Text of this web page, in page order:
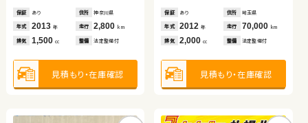
保証 あり 住所 神奈川県
年式 2013 年 走行 2,800 km
排気 1,500 cc 整備 法定整備付
見積もり・在庫確認
保証 あり 住所 埼玉県
年式 2012年 走行 70,000 km
排気 2,000cc 整備 法定整備付
見積もり・在庫確認
保証 あり 住所 岩手県
年式 2017 年 走行 54,400km
排気 2,000 cc 整備 法定整備付
見積もり・在庫確認
保証 なし 住所 埼玉県
年式 2011年 走行 111,900km
排気 660cc 整備 なし
見積もり・在庫確認
保証 あり 住所 埼玉県
年式 2013 年 走行 79,300km
排気 660cc 整備 法定整備付
見積もり・在庫確認
保証 なし 住所 岡山県
年式 2013年 走行 96,100 km
排気 2,000cc 整備 法定整備付
見積もり・在庫確認
保証 あり 住所 群馬県
年式 2017 年 走行 77,700km
排気 1,800 cc 整備 なし
見積もり・在庫確認
保証 あり 住所 徳島県
年式 2016年 走行 50,600 km
排気 2,000cc 整備 法定整備付
見積もり・在庫確認